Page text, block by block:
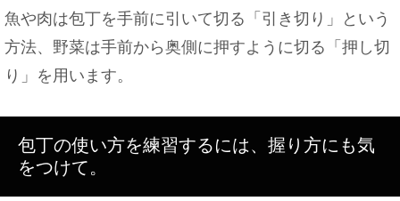
魚や肉は包丁を手前に引いて切る「引き切り」という
方法、野菜は手前から奥側に押すように切る「押し切
り」を用います。
包丁の使い方を練習するには、握り方にも気
をつけて。